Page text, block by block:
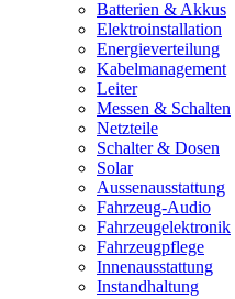
Batterien & Akkus
Elektroinstallation
Energieverteilung
Kabelmanagement
Leiter
Messen & Schalten
Netzteile
Schalter & Dosen
Solar
Aussenausstattung
Fahrzeug-Audio
Fahrzeugelektronik
Fahrzeugpflege
Innenausstattung
Instandhaltung